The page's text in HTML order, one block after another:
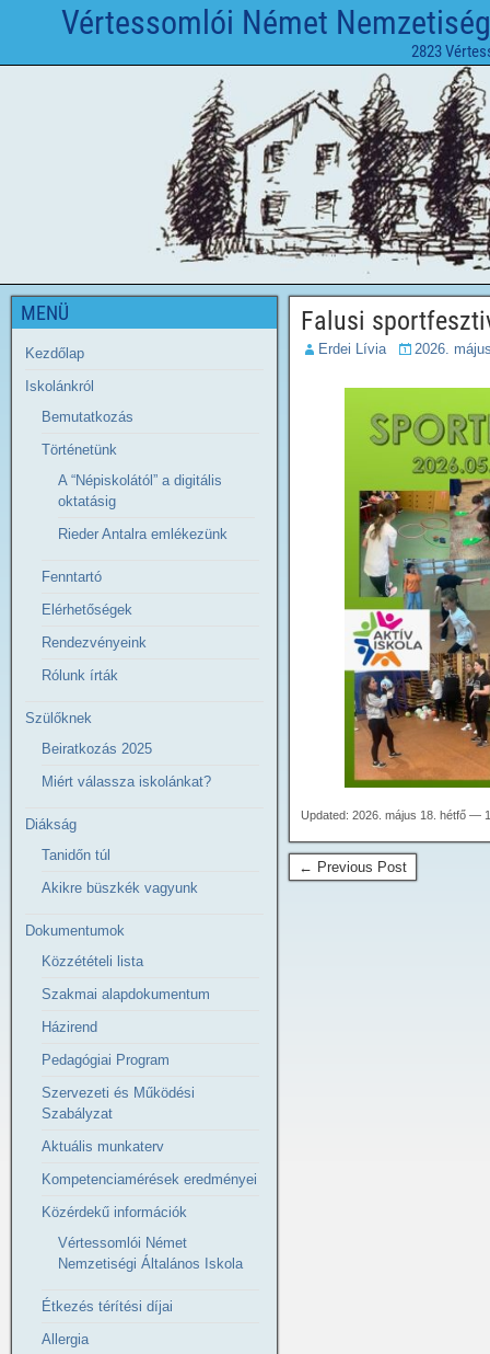
Vértessomlói Német
2823
Falusi
Erdei Lívia 2026.
Updated: 2026. május 18. hétfő —
← Previous Post
MENÜ
Kezdőlap
Iskolánkról
Bemutatkozás
Történetünk
A “Népiskolától” a digitális
oktatásig
Rieder Antalra emlékezünk
Fenntartó
Elérhetőségek
Rendezvényeink
Rólunk írták
Szülőknek
Beiratkozás 2025
Miért válassza iskolánkat?
Diákság
Tanidőn túl
Akikre büszkék vagyunk
Dokumentumok
Közzétételi lista
Szakmai alapdokumentum
Házirend
Pedagógiai Program
Szervezeti és Működési
Szabályzat
Aktuális munkaterv
Kompetenciamérések eredményei
Közérdekű információk
Vértessomlói Német
Nemzetiségi Általános Iskola
Étkezés térítési díjai
Allergia